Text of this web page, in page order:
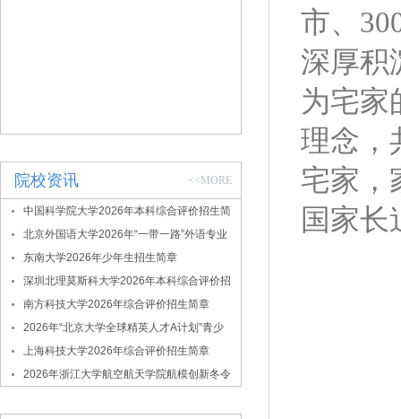
院校资讯 <<MORE
中国科学院大学2026年本科综合评价招生简
章
北京外国语大学2026年“一带一路”外语专业
综合评价招生简章
东南大学2026年少年生招生简章
深圳北理莫斯科大学2026年本科综合评价招
生简章
南方科技大学2026年综合评价招生简章
2026年“北京大学全球精英人才A计划”青少
年拔尖创新人才选拔与培养项目
上海科技大学2026年综合评价招生简章
2026年浙江大学航空航天学院航模创新冬令
市、
深厚积
为宅家
理念，
宅家，
国家长